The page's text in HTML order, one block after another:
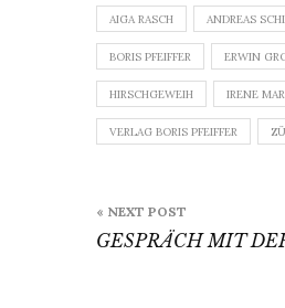
AIGA RASCH ANDREAS
BORIS PFEIFFER ERWIN
HIRSCHGEWEIH IRENE
VERLAG BORIS PFEIFFER
« NEXT POST
GESPRÄCH MIT